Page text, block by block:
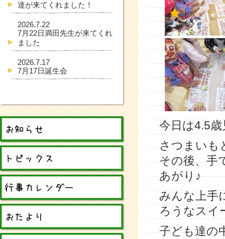
今日は4.5
さつまいも
その後、手
あがり♪
みんな上手
ろうなスイ
子ども達の
達が来てくれました！
2026.7.22
7月22日満田先生が来てくれ
ました
2026.7.17
7月17日誕生会